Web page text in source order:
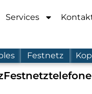
Services
Festnetz
Festnetztelefone